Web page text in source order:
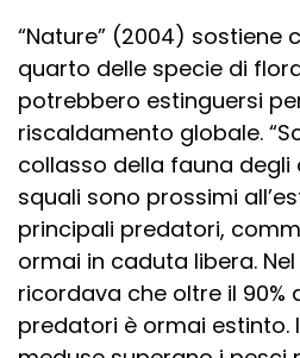
“Nature” (2004) sostiene
quarto delle specie di
potrebbero estinguersi
riscaldamento globale.
collasso della fauna degli
squali sono prossimi
principali predatori,
ormai in caduta libera. Nel
ricordava che oltre il 90%
predatori è ormai estinto.